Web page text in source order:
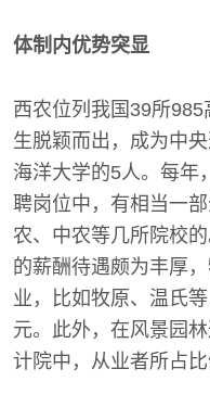
体制内优势突显
西农位列我国39所
生脱颖而出，成为中
海洋大学的5人。每年
聘岗位中，有相当一
农、中农等几所院校
的薪酬待遇颇为丰厚
业，比如牧原、温氏
元。此外，在风景园
计院中，从业者所占比